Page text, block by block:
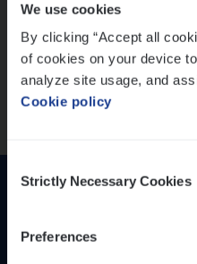
We use cookies
By clicking “Accept all
of cookies on your device
analyze site usage, and
Cookie policy
Selection
Strictly Necessary Cookies
Preferences
IT, Change &
People
Sales Management
Loca­tie
Provincie Limburg
versterken
Mathias houdt van
humor
Thalia zoekt graag
werk